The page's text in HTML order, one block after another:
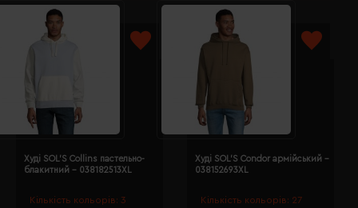
Кількість кольорів: 3
Худі SOL'S Collins пастельно-
блакитний - 038182513XL
Кількість кольорів: 27
Худі SOL'S Condor армійський -
038152693XL